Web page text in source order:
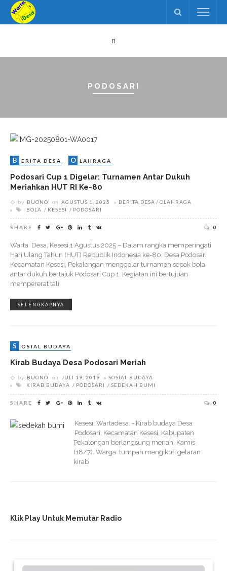
n
PODOSARI
B ERITA DESA O LAHRAGA
Podosari Cup 1 Digelar: Turnamen Antar Dukuh
Meriahkan HUT RI Ke-80
by BUONO on AGUSTUS 1, 2025 BERITA DESA
OLAHRAGA
BOLA
KESESI PODOSARI
SHARE 0
Warta Desa, Kesesi,1 Agustus 2025 – Dalam rangka memperingati
Hari Ulang Tahun (HUT) Republik Indonesia ke-80, Desa Podosari
Kecamatan Kesesi, Pekalongan menggelar turnamen sepak bola
antar dukuh bertajuk Podosari Cup 1. Kegiatan ini bertujuan
mempererat tali
SELENGKAPNYA
S OSIAL BUDAYA
Kirab Budaya Desa Podosari Meriah
by BUONO on JULI 19, 2019
SOSIAL BUDAYA
KIRAB BUDAYA
PODOSARI SEDEKAH BUMI
SHARE 0
Kesesi, Wartadesa. - Kirab budaya Desa
Podosari, Kecamatan Kesesi, Kabupaten
Pekalongan berlangsung meriah, Kamis
(18/7). Warga tumpah mengikuti gelaran
kirab
Klik Play Untuk Memutar Radio